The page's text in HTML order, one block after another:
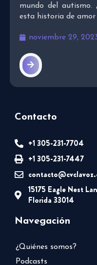
mundo del autismo.
esta historia de amor
noviembre 29,
Contacto
+1 305-231-7704
+1 305-231-7447
15175 Eagle Nest
Florida 33014
Navegación
¿Quiénes somos?
Podcasts